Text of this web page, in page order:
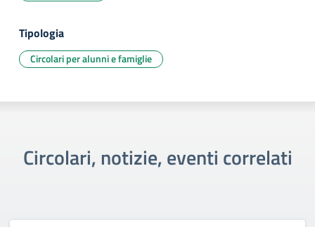
Tipologia
Circolari per alunni e famiglie
Circolari, notizie, eventi correlati